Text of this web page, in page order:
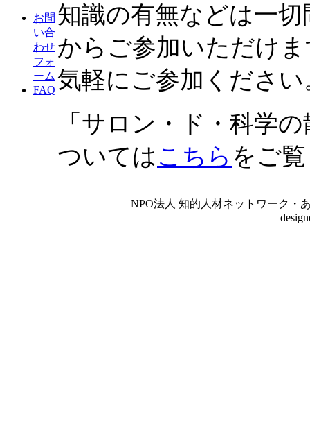
お問
い合
わせ
フォ
ーム
FAQ
知識の有無などは一
からご参加いただけ
気軽にご参加ください
「サロン・ド・科学
ついてはこちら をご
NPO法人 知的人材ネットワーク・